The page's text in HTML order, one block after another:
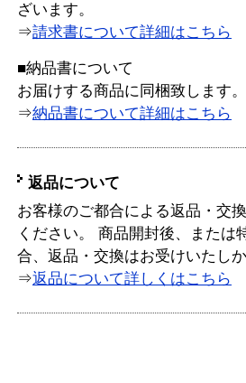
ざいます。
⇒請求書について詳細はこちら
■納品書について
お届けする商品に同梱致します。
⇒納品書について詳細はこちら
返品について
お客様のご都合による返品・交
ください。 商品開封後、または
合、返品・交換はお受けいたし
⇒返品について詳しくはこちら